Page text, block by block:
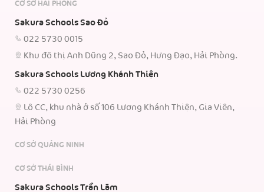
CƠ SỞ HẢI PHÒNG
Sakura Schools Sao Đỏ
022 5730 0015
Khu đô thị Anh Dũng 2, Sao Đỏ, Hưng Đạo, Hải Phòng.
Sakura Schools Lương Khánh Thiện
022 5730 0256
Lô CC, khu nhà ở số 106 Lương Khánh Thiện, Gia Viên,
Hải Phòng
CƠ SỞ QUẢNG NINH
CƠ SỞ THÁI BÌNH
Sakura Schools Trần Lãm